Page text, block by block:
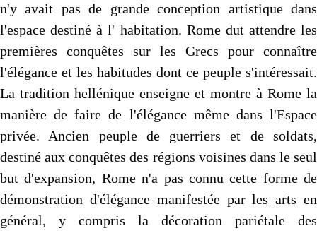
n'y avait pas de grande conception artistique dans
l'espace destiné à l' habitation. Rome dut attendre les
premières conquêtes sur les Grecs pour connaître
l'élégance et les habitudes dont ce peuple s'intéressait.
La tradition hellénique enseigne et montre à Rome la
manière de faire de l'élégance même dans l'Espace
privée. Ancien peuple de guerriers et de soldats,
destiné aux conquêtes des régions voisines dans le seul
but d'expansion, Rome n'a pas connu cette forme de
démonstration d'élégance manifestée par les arts en
général, y compris la décoration pariétale des